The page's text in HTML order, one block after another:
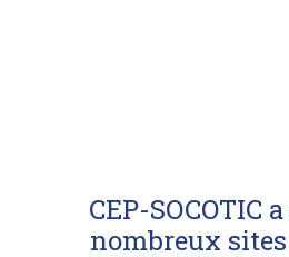
CEP-SOCOTIC
nombreux